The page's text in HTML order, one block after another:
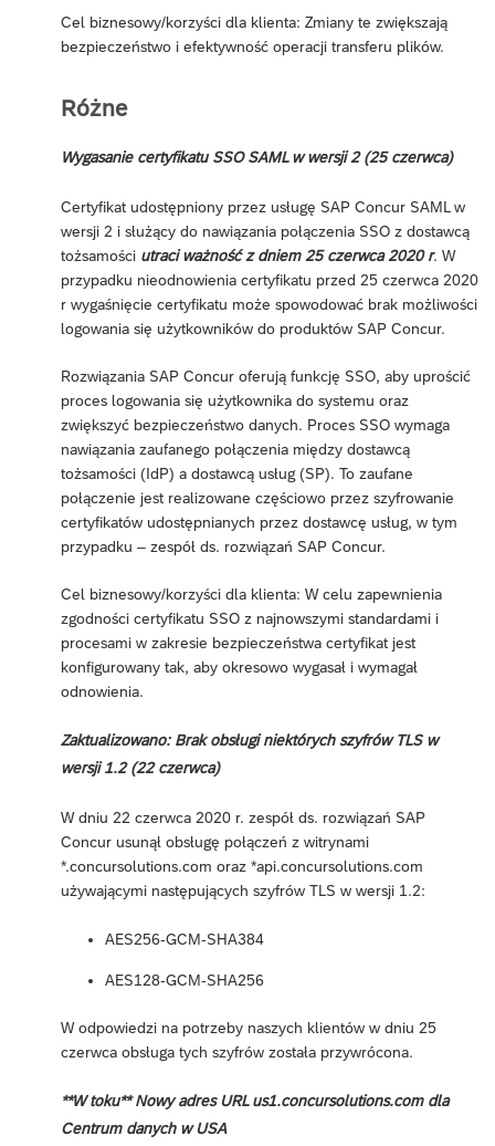
Cel biznesowy/korzyści dla klienta: Zmiany te zwiększają
bezpieczeństwo i efektywność operacji transferu plików.
Różne
Wygasanie certyfikatu SSO SAML w wersji 2 (25 czerwca)
Certyfikat udostępniony przez usługę SAP Concur SAML w
wersji 2 i służący do nawiązania połączenia SSO z dostawcą
tożsamości utraci ważność z dniem 25 czerwca 2020 r. W
przypadku nieodnowienia certyfikatu przed 25 czerwca 2020
r wygaśnięcie certyfikatu może spowodować brak możliwości
logowania się użytkowników do produktów SAP Concur.
Rozwiązania SAP Concur oferują funkcję SSO, aby uprościć
proces logowania się użytkownika do systemu oraz
zwiększyć bezpieczeństwo danych. Proces SSO wymaga
nawiązania zaufanego połączenia między dostawcą
tożsamości (IdP) a dostawcą usług (SP). To zaufane
połączenie jest realizowane częściowo przez szyfrowanie
certyfikatów udostępnianych przez dostawcę usług, w tym
przypadku – zespół ds. rozwiązań SAP Concur.
Cel biznesowy/korzyści dla klienta: W celu zapewnienia
zgodności certyfikatu SSO z najnowszymi standardami i
procesami w zakresie bezpieczeństwa certyfikat jest
konfigurowany tak, aby okresowo wygasał i wymagał
odnowienia.
Zaktualizowano: Brak obsługi niektórych szyfrów TLS w
wersji 1.2 (22 czerwca)
W dniu 22 czerwca 2020 r. zespół ds. rozwiązań SAP
Concur usunął obsługę połączeń z witrynami
*.concursolutions.com oraz *api.concursolutions.com
używającymi następujących szyfrów TLS w wersji 1.2:
AES256-GCM-SHA384
AES128-GCM-SHA256
W odpowiedzi na potrzeby naszych klientów w dniu 25
czerwca obsługa tych szyfrów została przywrócona.
**W toku** Nowy adres URL us1.concursolutions.com dla
Centrum danych w USA